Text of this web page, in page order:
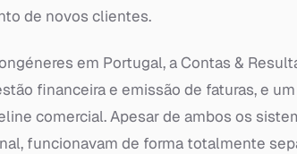
de novos clientes.
em Portugal, a Contas &
financeira e emissão de faturas, e
comercial. Apesar de ambos os
funcionavam de forma totalmente